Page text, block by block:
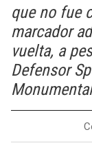
que no fue
marcador
vuelta, a
Defensor
Monumental